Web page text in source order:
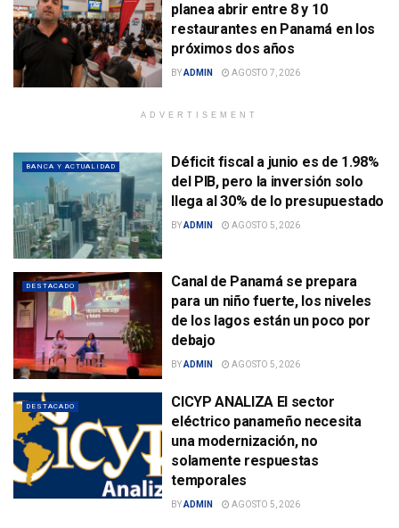
planea abrir entre 8 y 10
restaurantes en Panamá en los
próximos dos años
BYADMIN AGOSTO 7, 2026
ADVERTISEMENT
BANCA Y ACTUALIDAD
Déficit fiscal a junio es de 1.98%
del PIB, pero la inversión solo
llega al 30% de lo presupuestado
BYADMIN AGOSTO 5, 2026
DESTACADO
Canal de Panamá se prepara
para un niño fuerte, los niveles
de los lagos están un poco por
debajo
BYADMIN AGOSTO 5, 2026
DESTACADO
CICYP ANALIZA El sector
eléctrico panameño necesita
una modernización, no
solamente respuestas
temporales
BYADMIN AGOSTO 5, 2026